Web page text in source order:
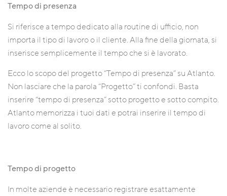
Tempo di presenza
Si riferisce a tempo dedicato alla routine di ufficio, non
importa il tipo di lavoro o il cliente. Alla fine della giornata, si
inserisce semplicemente il tempo che si è lavorato.
Ecco lo scopo del progetto “Tempo di presenza” su Atlanto.
Non lasciare che la parola “Progetto” ti confondi. Basta
inserire “tempo di presenza” sotto progetto e sotto compito.
Atlanto memorizza i tuoi dati e potrai inserire il tempo di
lavoro come al solito.
Tempo di progetto
In molte aziende è necessario registrare esattamente